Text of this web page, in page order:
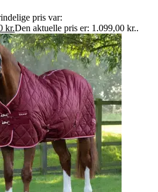
pris var:
kr.Den aktuelle pris er: 1.099,00 kr..